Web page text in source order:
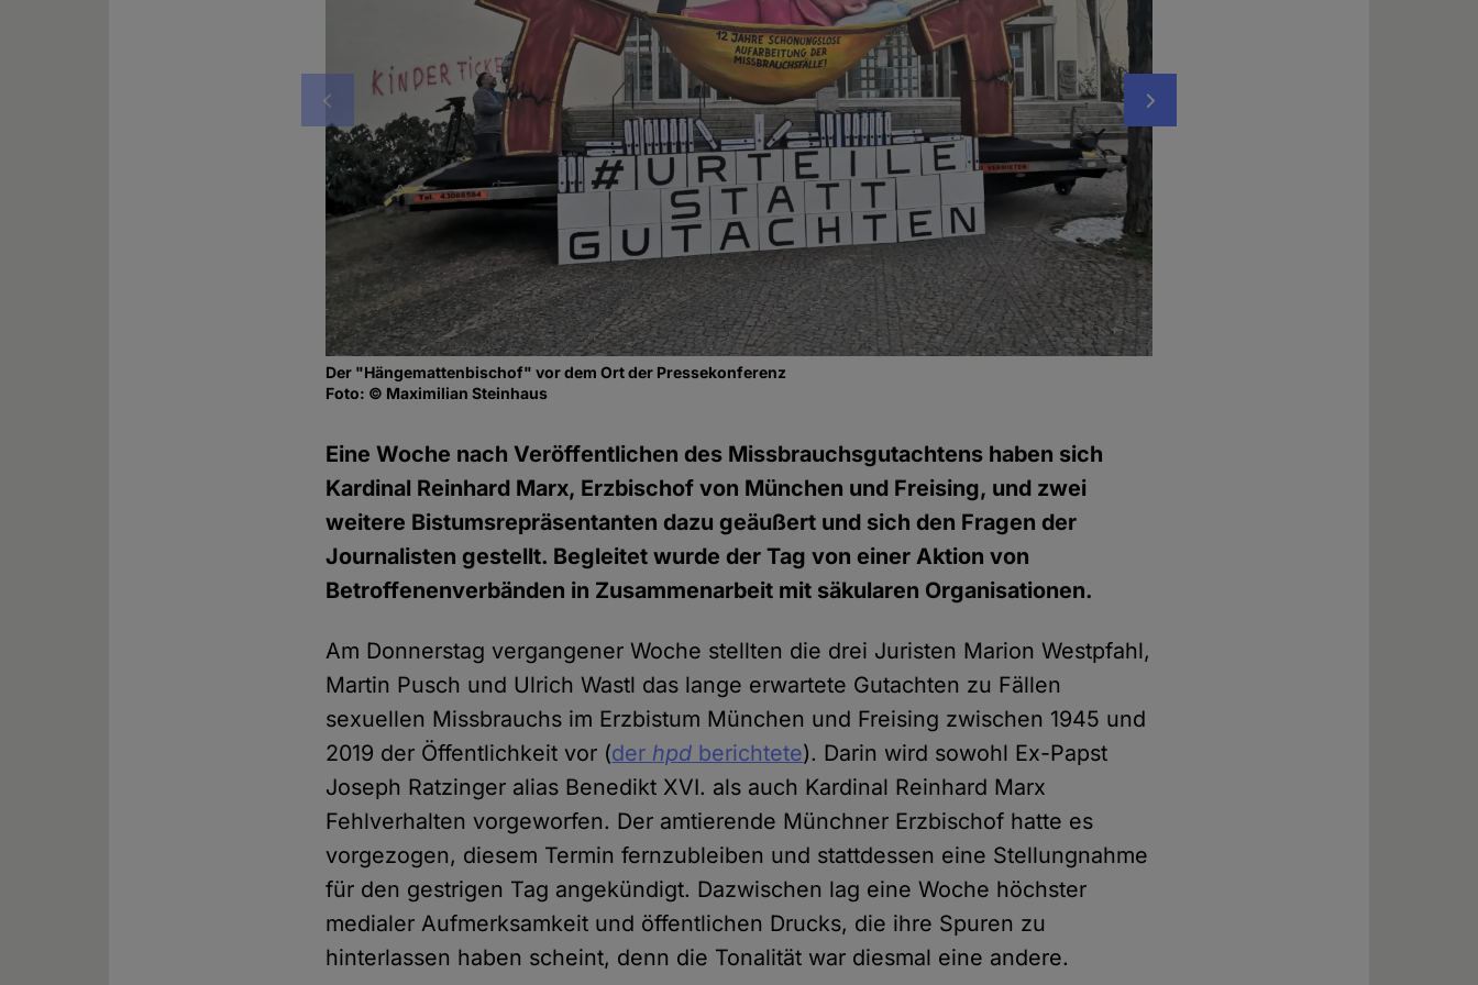
Vorheriges
Der "Hängemattenbischof" vor dem Ort der Pressekonferenz
Foto: © Maximilian Steinhaus
Eine Woche nach Veröffentlichen des Missbrauchsgutachtens haben sich
Kardinal Reinhard Marx, Erzbischof von München und Freising, und zwei
weitere Bistumsrepräsentanten dazu geäußert und sich den Fragen der
Journalisten gestellt. Begleitet wurde der Tag von einer Aktion von
Betroffenenverbänden in Zusammenarbeit mit säkularen Organisationen.
Am Donnerstag vergangener Woche stellten die drei Juristen Marion Westpfahl,
Martin Pusch und Ulrich Wastl das lange erwartete Gutachten zu Fällen
sexuellen Missbrauchs im Erzbistum München und Freising zwischen 1945 und
2019 der Öffentlichkeit vor (der hpd berichtete). Darin wird sowohl Ex-Papst
Joseph Ratzinger alias Benedikt XVI. als auch Kardinal Reinhard Marx
Fehlverhalten vorgeworfen. Der amtierende Münchner Erzbischof hatte es
vorgezogen, diesem Termin fernzubleiben und stattdessen eine Stellungnahme
für den gestrigen Tag angekündigt. Dazwischen lag eine Woche höchster
medialer Aufmerksamkeit und öffentlichen Drucks, die ihre Spuren zu
hinterlassen haben scheint, denn die Tonalität war diesmal eine andere.